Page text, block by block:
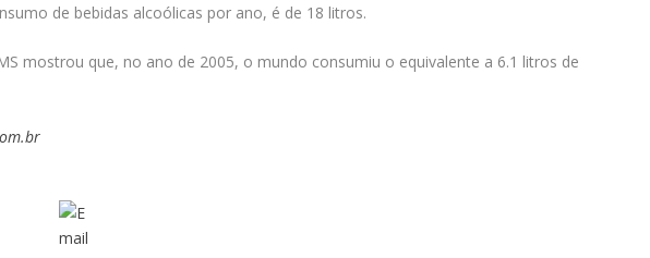
de bebidas alcoólicas por ano, é de 18 litros.
mostrou que, no ano de 2005, o mundo consumiu o equivalente a 6.1 litros de